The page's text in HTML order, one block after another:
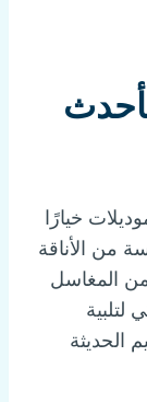
خيارًا
من الأناقة
من المغاسل
لتلبية
الحديثة